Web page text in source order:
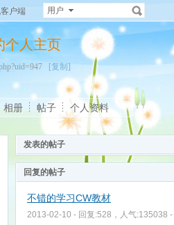
户端 用户
个人主页
[复制]
相册 帖子 个人资料
发表的帖子
回复的帖子
不错的学习CW教材
2013-02-10 - 回复:528，人气:135038 -